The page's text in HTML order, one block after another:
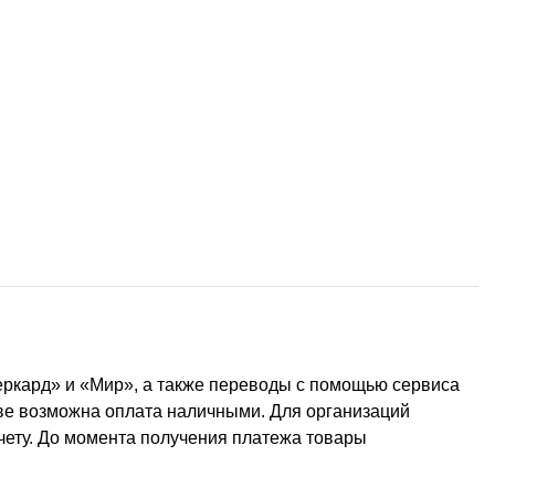
и «Мир», а также переводы с помощью сервиса
возможна оплата наличными. Для организаций
До момента получения платежа товары